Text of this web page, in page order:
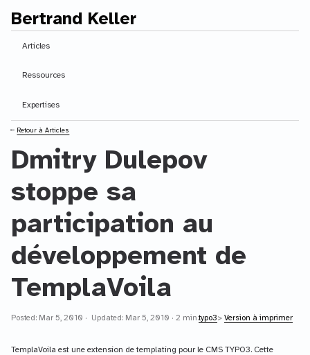
Contenu principal
Bertrand Keller
Articles
Ressources
Expertises
⭠ Retour à Articles
Dmitry Dulepov
stoppe sa
participation au
développement de
TemplaVoila
Posted: Mar 5, 2010 · Updated: Mar 5, 2010 · 2 min.typo3> Version à imprimer
TemplaVoila est une extension de templating pour le CMS TYPO3. Cette